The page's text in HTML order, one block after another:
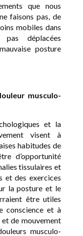
que nous
faisons pas, de
mobiles dans
déplacées
posture
musculo-
et la
visent à
habitudes de
d’opportunité
tissulaires et
et des exercices
la posture et le
être utiles
conscience et à
de mouvement
musculo-